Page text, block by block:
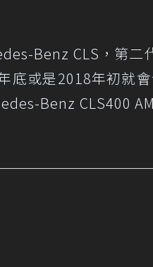
Benz CLS，第二
底或是2018年初就
Benz CLS400